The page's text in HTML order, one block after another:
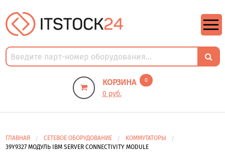
КОРЗИНА 0
0 руб.
ГЛАВНАЯ СЕТЕВОЕ ОБОРУДОВАНИЕ
КОММУТАТОРЫ
39Y9327 МОДУЛЬ IBM SERVER CONNECTIVITY MODULE